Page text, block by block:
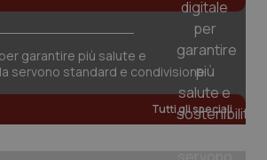
garantire più salute e
servono standard e condivisione
Tutti gli speciali
ironfish-
www.quotidianosanita.it
2